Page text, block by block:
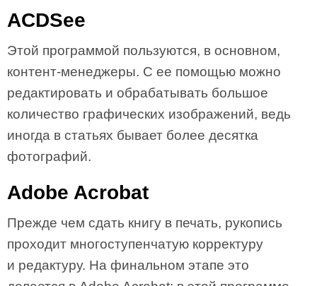
ACDSee
Этой программой пользуются, в основном,
контент-менеджеры. С ее помощью можно
редактировать и обрабатывать большое
количество графических изображений, ведь
иногда в статьях бывает более десятка
фотографий.
Adobe Acrobat
Прежде чем сдать книгу в печать, рукопись
проходит многоступенчатую корректуру
и редактуру. На финальном этапе это